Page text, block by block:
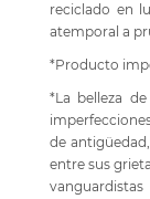
reciclado en
atemporal a
*Producto
*La belleza
de
entre sus